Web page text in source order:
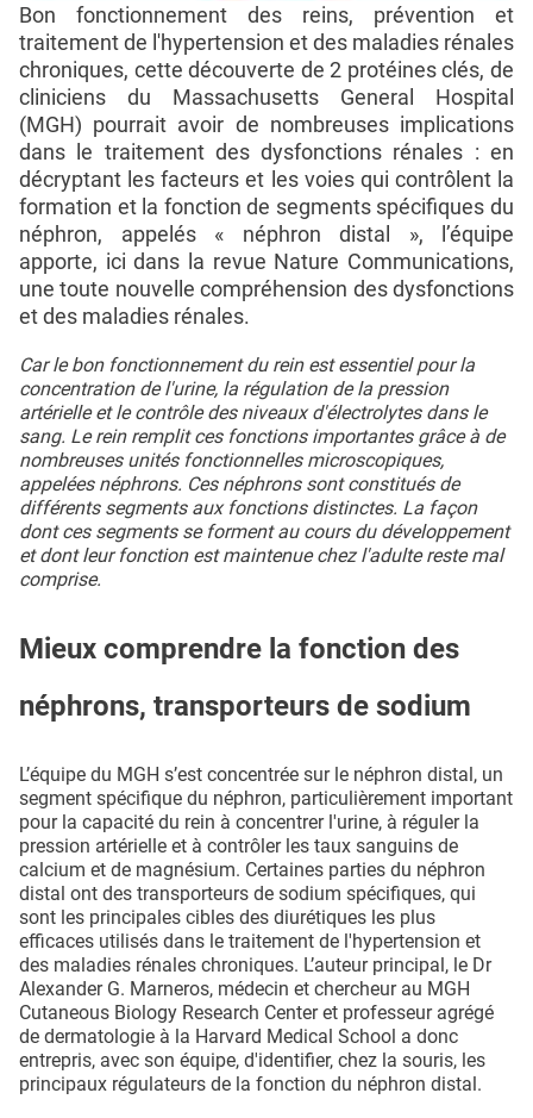
Bon fonctionnement des reins, prévention et
traitement de l'hypertension et des maladies rénales
chroniques, cette découverte de 2 protéines clés, de
cliniciens du Massachusetts General Hospital
(MGH) pourrait avoir de nombreuses implications
dans le traitement des dysfonctions rénales : en
décryptant les facteurs et les voies qui contrôlent la
formation et la fonction de segments spécifiques du
néphron, appelés « néphron distal », l’équipe
apporte, ici dans la revue Nature Communications,
une toute nouvelle compréhension des dysfonctions
et des maladies rénales.
Car le bon fonctionnement du rein est essentiel pour la
concentration de l'urine, la régulation de la pression
artérielle et le contrôle des niveaux d'électrolytes dans le
sang. Le rein remplit ces fonctions importantes grâce à de
nombreuses unités fonctionnelles microscopiques,
appelées néphrons. Ces néphrons sont constitués de
différents segments aux fonctions distinctes. La façon
dont ces segments se forment au cours du développement
et dont leur fonction est maintenue chez l'adulte reste mal
comprise.
Mieux comprendre la fonction des
néphrons, transporteurs de sodium
L’équipe du MGH s’est concentrée sur le néphron distal, un
segment spécifique du néphron, particulièrement important
pour la capacité du rein à concentrer l'urine, à réguler la
pression artérielle et à contrôler les taux sanguins de
calcium et de magnésium. Certaines parties du néphron
distal ont des transporteurs de sodium spécifiques, qui
sont les principales cibles des diurétiques les plus
efficaces utilisés dans le traitement de l'hypertension et
des maladies rénales chroniques. L’auteur principal, le Dr
Alexander G. Marneros, médecin et chercheur au MGH
Cutaneous Biology Research Center et professeur agrégé
de dermatologie à la Harvard Medical School a donc
entrepris, avec son équipe, d'identifier, chez la souris, les
principaux régulateurs de la fonction du néphron distal.